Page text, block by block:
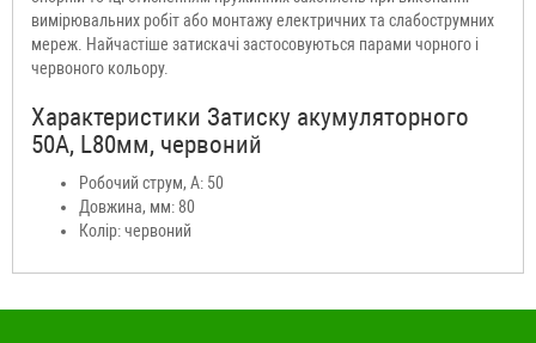
вимірювальних робіт або монтажу електричних та слабострумних
мереж. Найчастіше затискачі застосовуються парами чорного і
червоного кольору.
Характеристики Затиску акумуляторного
50А, L80мм, червоний
Робочий струм, А: 50
Довжина, мм: 80
Колір: червоний